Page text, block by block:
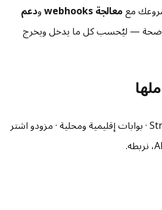
معمعالجة webhooks ودعم
— ليُحسب كل ما يدخل ويخرج
Stripe · Razorpay · PayPal · بوابات إقليمية ومحلية · مزودو اشتر